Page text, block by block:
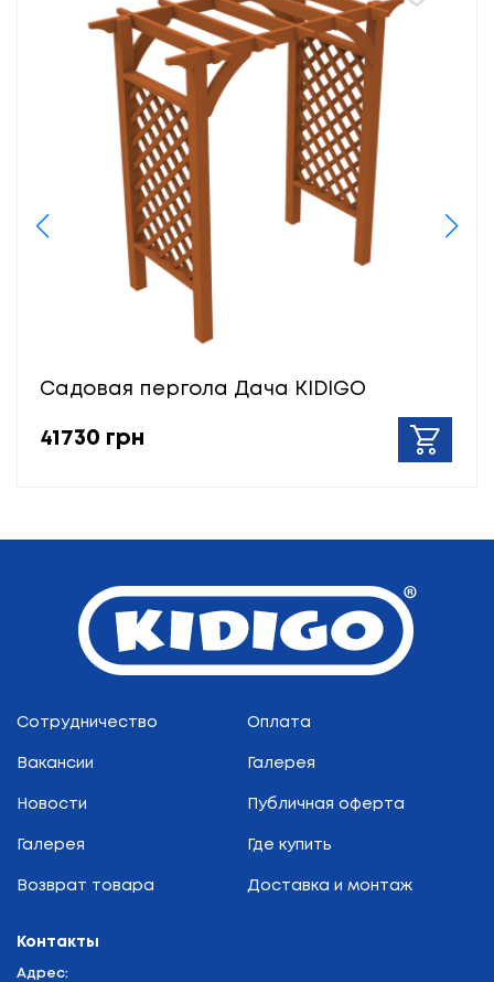
Садовая пергола Дача KIDIGO
41730 грн
Сотрудничество Оплата
Вакансии Галерея
Новости Публичная оферта
Галерея Где купить
Возврат товара Доставка и монтаж
Контакты
Адрес: